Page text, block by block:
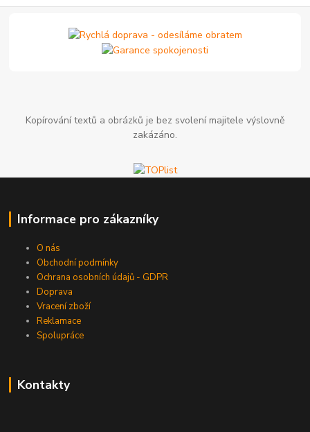
Kopírování textů a obrázků je bez svolení majitele výslovně
zakázáno.
Informace pro zákazníky
O nás
Obchodní podmínky
Ochrana osobních údajů - GDPR
Doprava
Vracení zboží
Reklamace
Spolupráce
Kontakty